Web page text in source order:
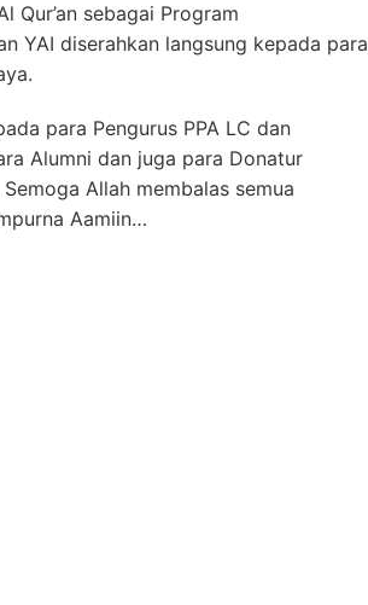
Qur’an sebagai Program
YAI diserahkan langsung kepada para
para Pengurus PPA LC dan
Alumni dan juga para Donatur
Allah membalas semua
Aamiin…